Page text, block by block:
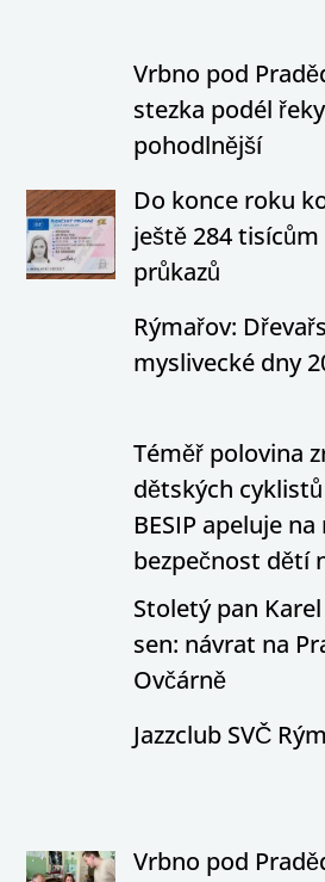
Vrbno pod
stezka podél
pohodlnější
Do konce roku
ještě 284
průkazů
Rýmařov:
myslivecké dny
Téměř polovina
dětských
BESIP apeluje
bezpečnost dětí
Stoletý pan
sen: návrat na
Ovčárně
Jazzclub SVČ
Vrbno pod